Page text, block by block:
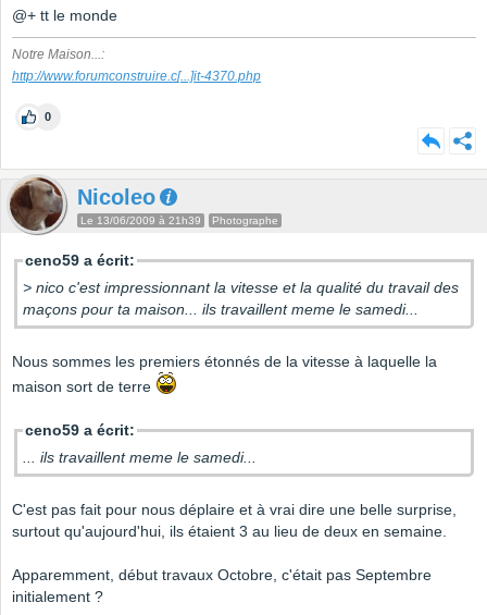
@+ tt le monde
Notre Maison...:
http://www.forumconstruire.c[...]it-4370.php
0
Nicoleo
Le 13/06/2009 à 21h39 Photographe
ceno59 a écrit:
> nico c'est impressionnant la vitesse et la qualité du travail des
maçons pour ta maison... ils travaillent meme le samedi...
Nous sommes les premiers étonnés de la vitesse à laquelle la
maison sort de terre
ceno59 a écrit:
... ils travaillent meme le samedi...
C'est pas fait pour nous déplaire et à vrai dire une belle surprise,
surtout qu'aujourd'hui, ils étaient 3 au lieu de deux en semaine.
Apparemment, début travaux Octobre, c'était pas Septembre
initialement ?